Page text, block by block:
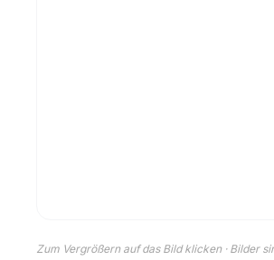
Zum Vergrößern auf das Bild klicken · Bilder